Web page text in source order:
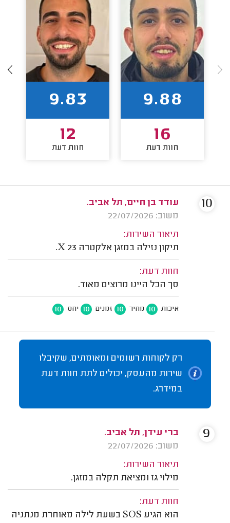
9.88
16
חוות דעת
9.83
12
חוות דעת
עודד בן חיים, תל אביב.
משוב: 22/07/2026
תיאור השירות:
תיקון נזילה במזגן אלקטרה X 23.
חוות דעת:
סך הכל היינו מרוצים מאוד.
איכות 10 מחיר 10 זמנים 10 יחס 10
10
רק לקוחות רשומים ומאומתים, שקיבלו
שירות מהעסק, יכולים לתת חוות דעת
במידרג.
ברי עידן, תל אביב.
משוב: 22/07/2026
תיאור השירות:
מילוי גז ומציאת תקלה במזגן.
חוות דעת:
הוא הגיע SOS בשעת לילה מאוחרת מנתניה
9